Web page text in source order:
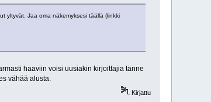
yltyvät. Jaa oma näkemyksesi täällä (linkki
haaviin voisi uusiakin kirjoittajia tänne
vähää alusta.
Kirjattu